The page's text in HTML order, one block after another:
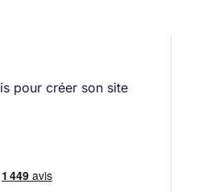
pour créer son site